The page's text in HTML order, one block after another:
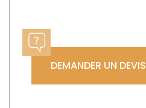
DEMANDER UN DEVIS